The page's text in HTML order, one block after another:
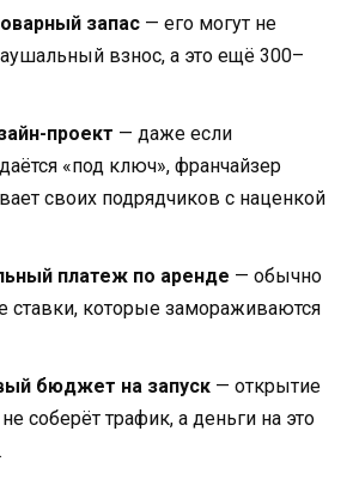
запас — его могут не
взнос, а это ещё 300–
проект — даже если
«под ключ», франчайзер
своих подрядчиков с наценкой
платеж по аренде — обычно
ставки, которые замораживаются
бюджет на запуск — открытие
соберёт трафик, а деньги на это